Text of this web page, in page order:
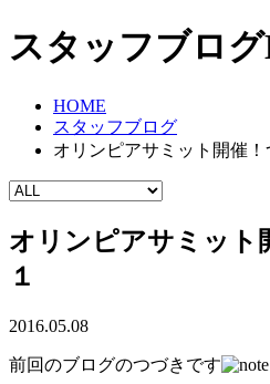
スタッフブログ
HOME
スタッフブログ
オリンピアサミット開催！
オリンピアサミット
１
2016.05.08
前回のブログのつづきです